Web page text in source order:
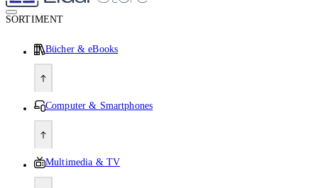
SORTIMENT
Bücher & eBooks
Computer & Smartphones
Multimedia & TV